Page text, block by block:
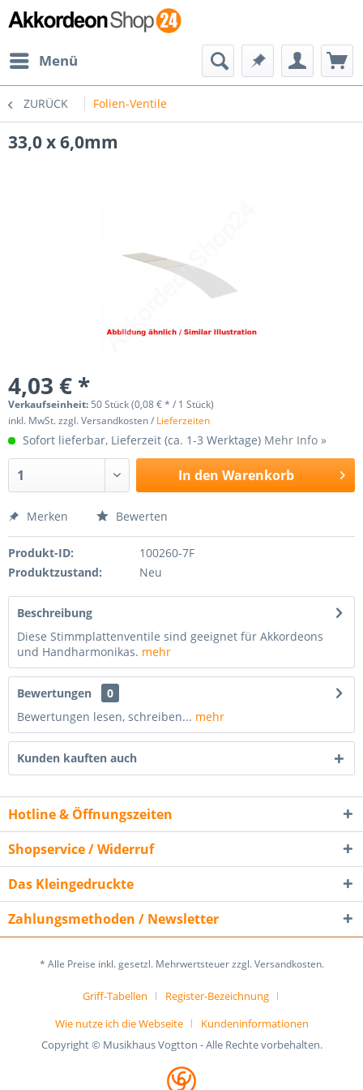
Menü
ZURÜCK Folien-Ventile
33,0 x 6,0mm
4,03 € *
Verkaufseinheit: 50 Stück (0,08 € * / 1 Stück)
inkl. MwSt. zzgl. Versandkosten / Lieferzeiten
Sofort lieferbar, Lieferzeit (ca. 1-3 Werktage) Mehr Info »
In den Warenkorb
Merken Bewerten
Produkt-ID:
100260-7F
Produktzustand:
Neu
Beschreibung
Diese Stimmplattenventile sind geeignet für Akkordeons
und Handharmonikas. mehr
Bewertungen
0
Bewertungen lesen, schreiben... mehr
Kunden kauften auch
Hotline & Öffnungszeiten
Shopservice / Widerruf
Das Kleingedruckte
Zahlungsmethoden / Newsletter
* Alle Preise inkl. gesetzl. Mehrwertsteuer zzgl. Versandkosten.
Griff-Tabellen
Register-Bezeichnung
Wie nutze ich die Webseite
Kundeninformationen
Copyright © Musikhaus Vogtton - Alle Rechte vorbehalten.